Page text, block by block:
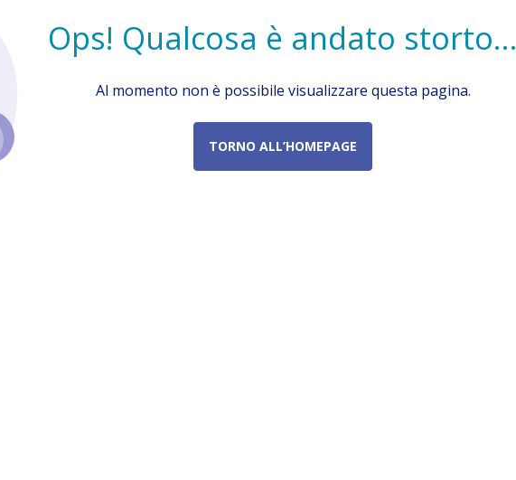
Ops! Qualcosa è andato storto...
Al momento non è possibile visualizzare questa pagina.
TORNO ALL’HOMEPAGE